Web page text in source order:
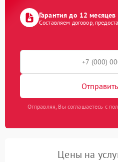
Гарантия до 12 месяцев
Составляем договор,
Отправляя, Вы соглашаетесь с
Цены на